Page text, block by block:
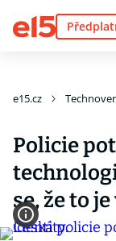
e15.cz
Policie
se, že to